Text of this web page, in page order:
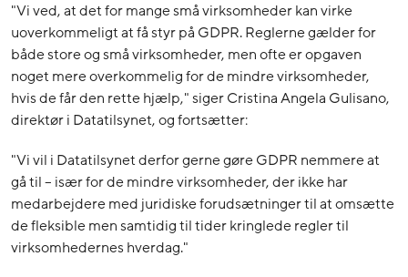
"Vi ved, at det for mange små virksomheder kan virke
uoverkommeligt at få styr på GDPR. Reglerne gælder for
både store og små virksomheder, men ofte er opgaven
noget mere overkommelig for de mindre virksomheder,
hvis de får den rette hjælp," siger Cristina Angela Gulisano,
direktør i Datatilsynet, og fortsætter:
"Vi vil i Datatilsynet derfor gerne gøre GDPR nemmere at
gå til – især for de mindre virksomheder, der ikke har
medarbejdere med juridiske forudsætninger til at omsætte
de fleksible men samtidig til tider kringlede regler til
virksomhedernes hverdag."